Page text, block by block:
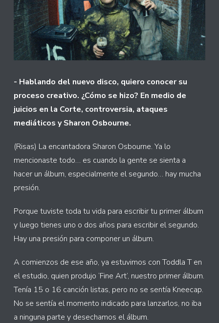
- Hablando del nuevo disco, quiero conocer su
proceso creativo. ¿Cómo se hizo? En medio de
juicios en la Corte, controversia, ataques
mediáticos y Sharon Osbourne.
(Risas) La encantadora Sharon Osbourne. Ya lo
mencionaste todo… es cuando la gente se sienta a
hacer un álbum, especialmente el segundo… hay mucha
presión.
Porque tuviste toda tu vida para escribir tu primer álbum
y luego tienes uno o dos años para escribir el segundo.
Hay una presión para componer un álbum.
A comienzos de ese año, ya estuvimos con Toddla T en
el estudio, quien produjo ‘Fine Art’, nuestro primer álbum.
Tenía 15 o 16 canción listas, pero no se sentía Kneecap.
No se sentía el momento indicado para lanzarlos, no iba
a ninguna parte y desechamos el álbum.